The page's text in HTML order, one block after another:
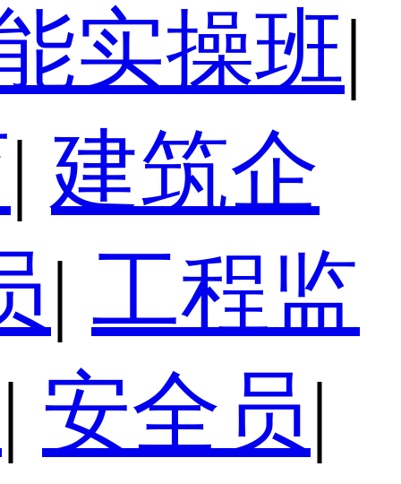
实操班|
| 建筑企
| 工程监
| 安全员|